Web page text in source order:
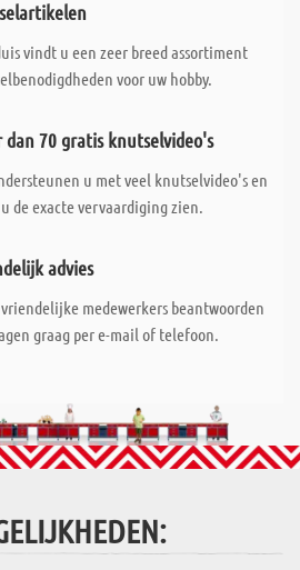
vindt u een zeer breed assortiment
voor uw hobby.
dan 70 gratis knutselvideo's
u met veel knutselvideo's en
de exacte vervaardiging zien.
advies
medewerkers beantwoorden
graag per e-mail of telefoon.